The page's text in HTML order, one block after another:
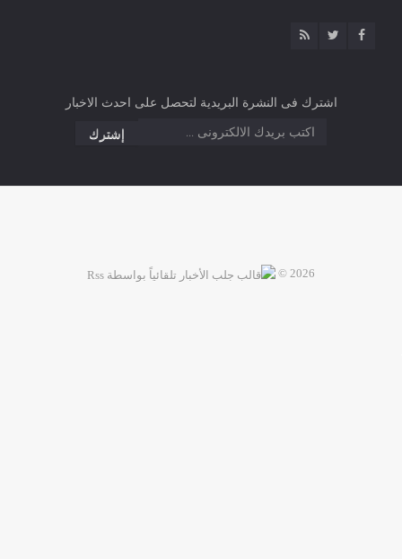
اشترك فى النشرة البريدية لتحصل على احدث الاخبار
2026 ©